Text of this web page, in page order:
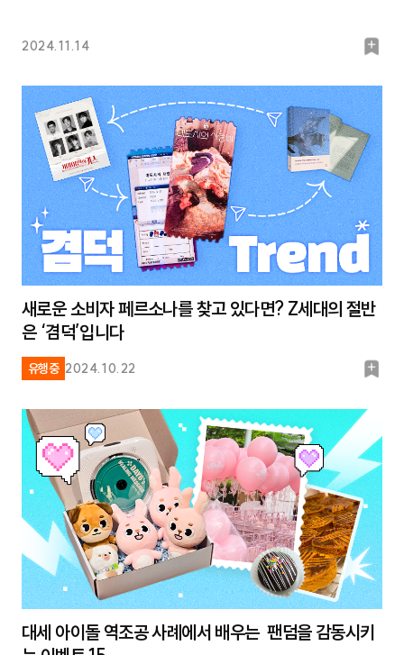
2024.11.14
북
크
새로운 소비자 페르소나를 찾고 있다면? Z세대의 절반
은 ‘겸덕’입니다
유행중 2024.10.22
북
크
대세 아이돌 역조공 사례에서 배우는 팬덤을 감동시키